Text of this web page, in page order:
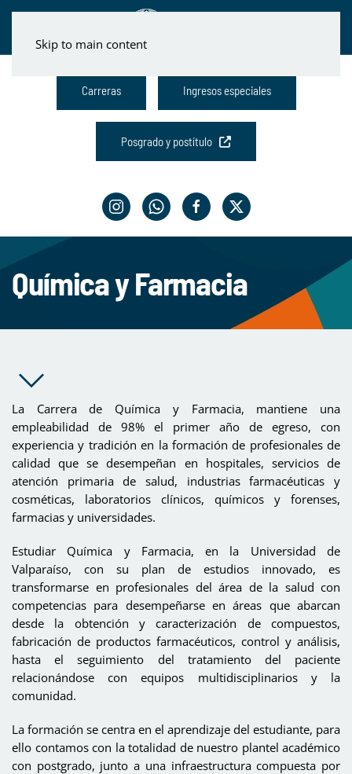
Skip to main content
Carreras Ingresos especiales
Posgrado y postítulo
Química y Farmacia
La Carrera de Química y Farmacia, mantiene una
empleabilidad de 98% el primer año de egreso, con
experiencia y tradición en la formación de profesionales de
calidad que se desempeñan en hospitales, servicios de
atención primaria de salud, industrias farmacéuticas y
cosméticas, laboratorios clínicos, químicos y forenses,
farmacias y universidades.
Estudiar Química y Farmacia, en la Universidad de
Valparaíso, con su plan de estudios innovado, es
transformarse en profesionales del área de la salud con
competencias para desempeñarse en áreas que abarcan
desde la obtención y caracterización de compuestos,
fabricación de productos farmacéuticos, control y análisis,
hasta el seguimiento del tratamiento del paciente
relacionándose con equipos multidisciplinarios y la
comunidad.
La formación se centra en el aprendizaje del estudiante, para
ello contamos con la totalidad de nuestro plantel académico
con postgrado, junto a una infraestructura compuesta por